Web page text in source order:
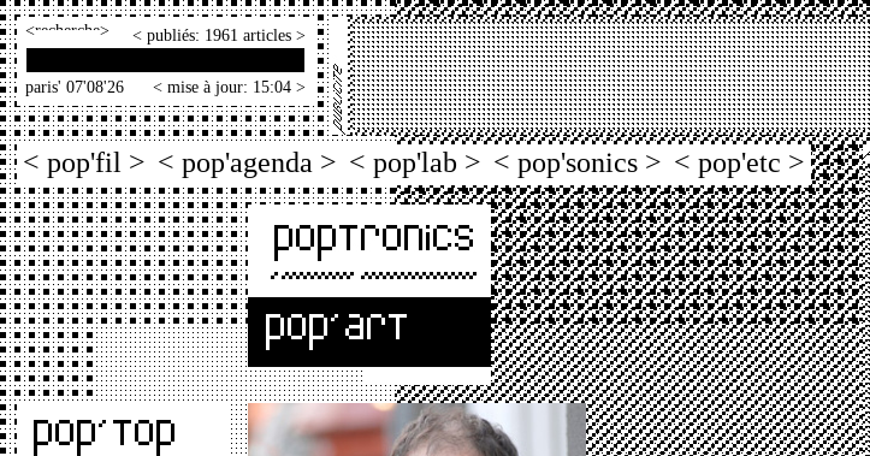
< > < publiés: 1961 articles >
paris' 07'08'26 < mise à jour: 15:04 >
< pop'fil > < pop'agenda > < pop'lab > < pop'sonics > < pop'etc >